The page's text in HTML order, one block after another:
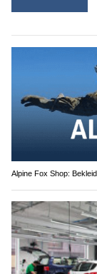
Alpine Fox Shop: